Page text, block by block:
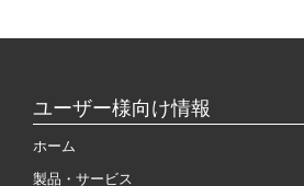
ユーザー様向け情報
ホーム
製品・サービス